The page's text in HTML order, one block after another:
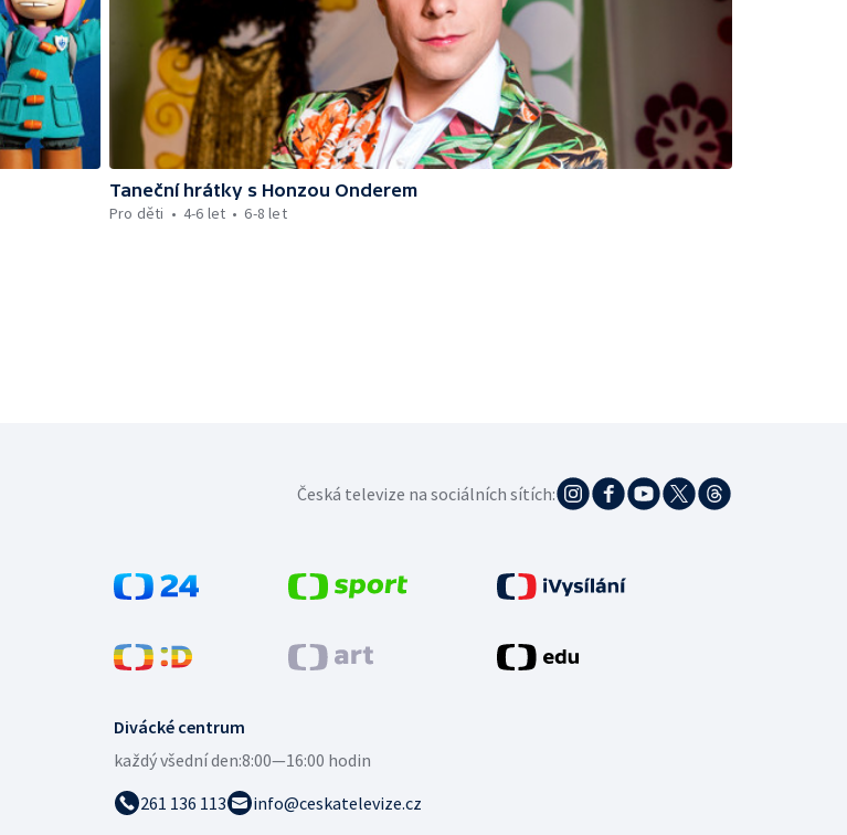
Taneční hrátky s Honzou Onderem
Pro děti
4-6 let 6-8 let
Divácké centrum
každý všední den:8:00—16:00 hodin
261 136 113
info@ceskatelevize.cz
Česká televize na sociálních sítích: